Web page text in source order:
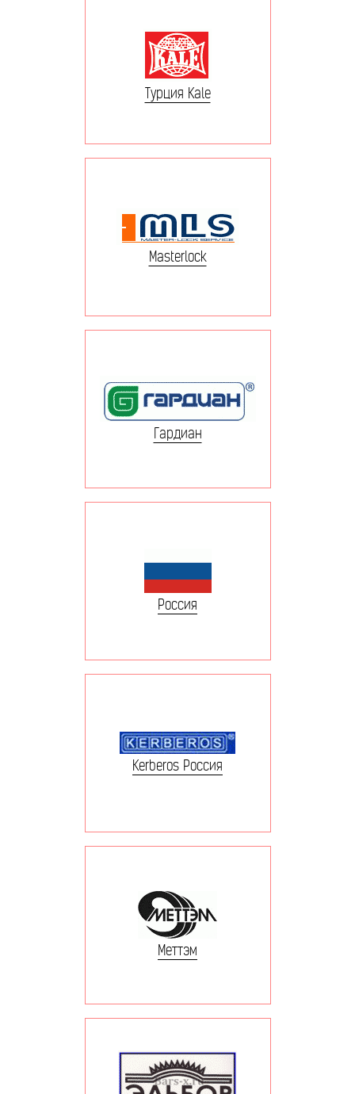
Турция Kale
Masterlock
Гардиан
Россия
Kerberos Россия
Меттэм